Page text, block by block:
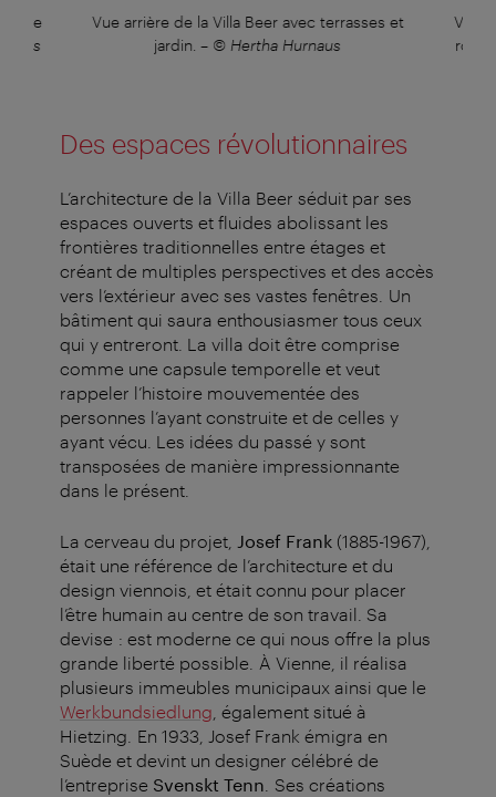
Vue arrière de la Villa Beer avec terrasses et
jardin. – © Hertha Hurnaus
Vue
Des espaces révolutionnaires
L’architecture de la Villa Beer séduit par ses
espaces ouverts et fluides abolissant les
frontières traditionnelles entre étages et
créant de multiples perspectives et des accès
vers l’extérieur avec ses vastes fenêtres. Un
bâtiment qui saura enthousiasmer tous ceux
qui y entreront. La villa doit être comprise
comme une capsule temporelle et veut
rappeler l’histoire mouvementée des
personnes l’ayant construite et de celles y
ayant vécu. Les idées du passé y sont
transposées de manière impressionnante
dans le présent.
La cerveau du projet, Josef Frank (1885-1967),
était une référence de l’architecture et du
design viennois, et était connu pour placer
l’être humain au centre de son travail. Sa
devise : est moderne ce qui nous offre la plus
grande liberté possible. À Vienne, il réalisa
plusieurs immeubles municipaux ainsi que le
Werkbundsiedlung , également situé à
Hietzing. En 1933, Josef Frank émigra en
Suède et devint un designer célébré de
l’entreprise Svenskt Tenn . Ses créations